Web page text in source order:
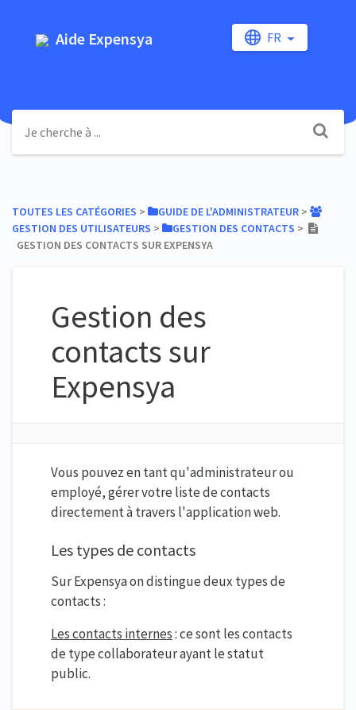
Aide Expensya FR
TOUTES LES CATÉGORIES ​ > ​ ​GUIDE DE L'ADMINISTRATEUR ​ > ​
GESTION DES UTILISATEURS ​ > ​ ​GESTION DES CONTACTS ​ > ​
GESTION DES CONTACTS SUR EXPENSYA
Gestion des
contacts sur
Expensya
Vous pouvez en tant qu'administrateur ou
employé, gérer votre liste de contacts
directement à travers l'application web.
Les types de contacts
Sur Expensya on distingue deux types de
contacts :
Les contacts internes: ce sont les contacts
de type collaborateur ayant le statut
public.